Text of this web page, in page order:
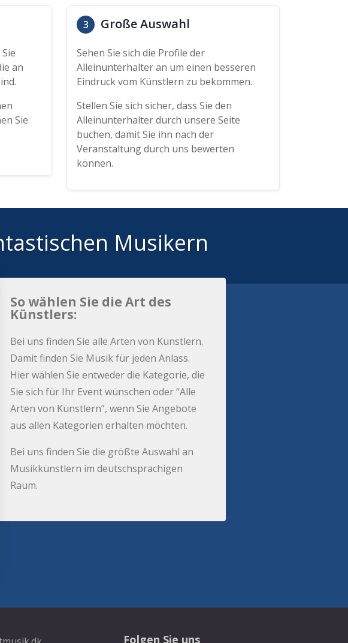
an
Sie
3 Große Auswahl
Sehen Sie sich die Profile der
Alleinunterhalter an um einen besseren
Eindruck vom Künstlern zu bekommen.
Stellen Sie sich sicher, dass Sie den
Alleinunterhalter durch unsere Seite
buchen, damit Sie ihn nach der
Veranstaltung durch uns bewerten
können.
Musikern
So wählen Sie die Art des
Künstlers:
Bei uns finden Sie alle Arten von Künstlern.
Damit finden Sie Musik für jeden Anlass.
Hier wählen Sie entweder die Kategorie, die
Sie sich für Ihr Event wünschen oder “Alle
Arten von Künstlern”, wenn Sie Angebote
aus allen Kategorien erhalten möchten.
Bei uns finden Sie die größte Auswahl an
Musikkünstlern im deutschsprachigen
Raum.
Folgen Sie uns